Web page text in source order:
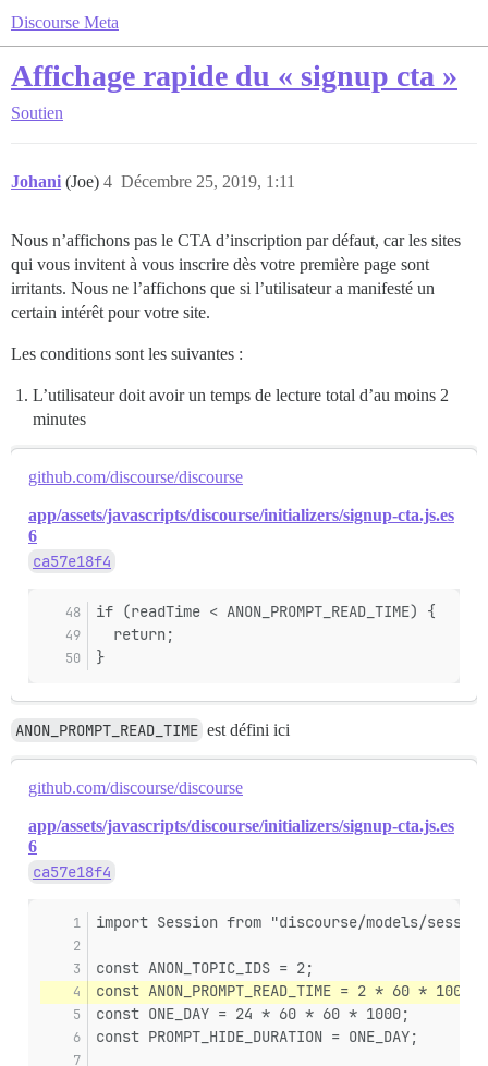
Discourse Meta
Affichage rapide du « signup cta »
Soutien
Johani (Joe) Décembre 25, 2019, 1:11
4
Nous n’affichons pas le CTA d’inscription par défaut, car les sites
qui vous invitent à vous inscrire dès votre première page sont
irritants. Nous ne l’affichons que si l’utilisateur a manifesté un
certain intérêt pour votre site.
Les conditions sont les suivantes :
L’utilisateur doit avoir un temps de lecture total d’au moins 2
minutes
github.com/discourse/discourse
app/assets/javascripts/discourse/initializers/signup-cta.js.es
6
ca57e18f4
if (readTime < ANON_PROMPT_READ_TIME) {
  return;
}
ANON_PROMPT_READ_TIME est défini ici
github.com/discourse/discourse
app/assets/javascripts/discourse/initializers/signup-cta.js.es
6
ca57e18f4
import Session from "discourse/models/
const ANON_TOPIC_IDS = 2;
const ANON_PROMPT_READ_TIME = 2 * 60 * 1000;
const ONE_DAY = 24 * 60 * 60 * 1000;
const PROMPT_HIDE_DURATION = ONE_DAY;